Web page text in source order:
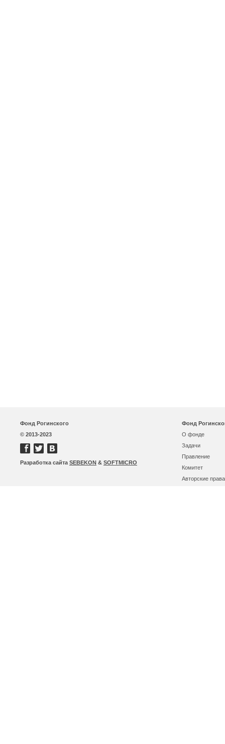
Фонд Рогинского
© 2013-2023
Разработка сайта SEBEKON & SOFTMICRO
Фонд
О фонде
Задачи
Правление
Комитет
Авторские права